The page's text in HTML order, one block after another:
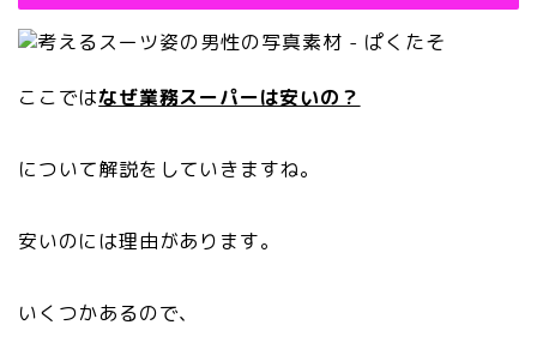
ここではなぜ業務スーパーは安いの？
について解説をしていきますね。
安いのには理由があります。
いくつかあるので、